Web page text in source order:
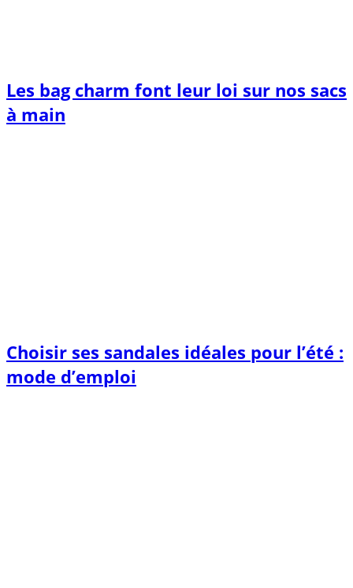
Les bag charm font leur loi sur nos sacs
à main
Choisir ses sandales idéales pour l’été :
mode d’emploi